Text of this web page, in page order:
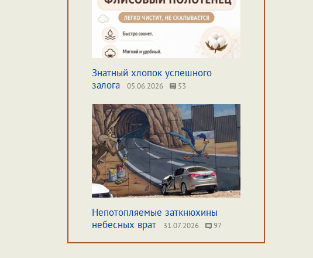
Знатный хлопок успешного
залога
05.06.2026 53
Непотопляемые заткнюхины
небесных врат
31.07.2026 97